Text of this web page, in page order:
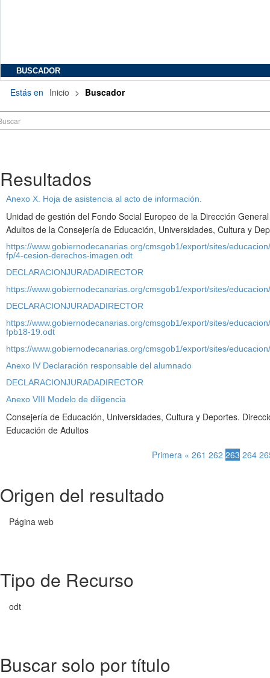
BUSCADOR
Estás en Inicio > Buscador
Resultados
Anexo X. Hoja de asistencia al acto de información.
Unidad de gestión del Fondo Social Europeo de la Dirección
Adultos de la Consejería de Educación, Universidades, Cultura y
https://www.gobiernodecanarias.org/cmsgob1/export/sites/
fp/4-cesion-derechos-imagen.odt
DECLARACIONJURADADIRECTOR
https://www.gobiernodecanarias.org/cmsgob1/export/sites/
DECLARACIONJURADADIRECTOR
https://www.gobiernodecanarias.org/cmsgob1/export/sites/
fpb18-19.odt
https://www.gobiernodecanarias.org/cmsgob1/export/sites/
Anexo IV Declaración responsable del alumnado
DECLARACIONJURADADIRECTOR
Anexo VIII Modelo de diligencia
Consejería de Educación, Universidades, Cultura y Deportes.
Educación de Adultos
Primera « 261 262 263 264
Origen del resultado
Página web
Tipo de Recurso
odt
Buscar solo por título